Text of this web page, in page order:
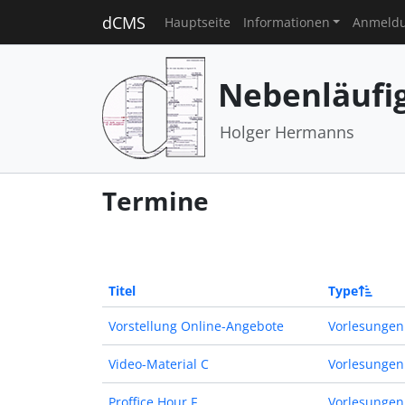
dCMS Hauptseite Informationen
Holger Hermanns
Termine
Titel Type
Vorstellung Online-Angebote Vorlesungen
Video-Material C Vorlesungen